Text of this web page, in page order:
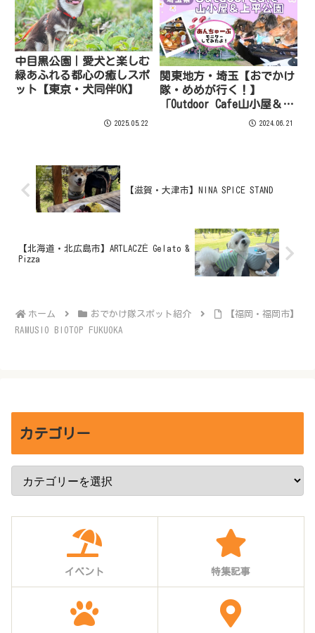
中目黒公園｜愛犬と楽しむ
緑あふれる都心の癒しスポ
ット【東京・犬同伴OK】
2025.05.22
関東地方・埼玉【おでかけ
隊・めめが行く！】
「Outdoor Cafe山小屋＆上
平公園」をご紹介！2024.06.21
【滋賀・大津市】NINA SPICE STAND
【北海道・北広島市】ARTLACZÉ Gelato &
Pizza
ホーム おでかけ隊スポット紹介
【福岡・福岡市】
RAMUSIO BIOTOP FUKUOKA
カテゴリー
イベント 特集記事